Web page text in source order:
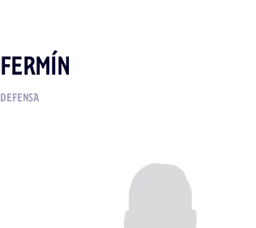
FERMÍN
DEFENSA